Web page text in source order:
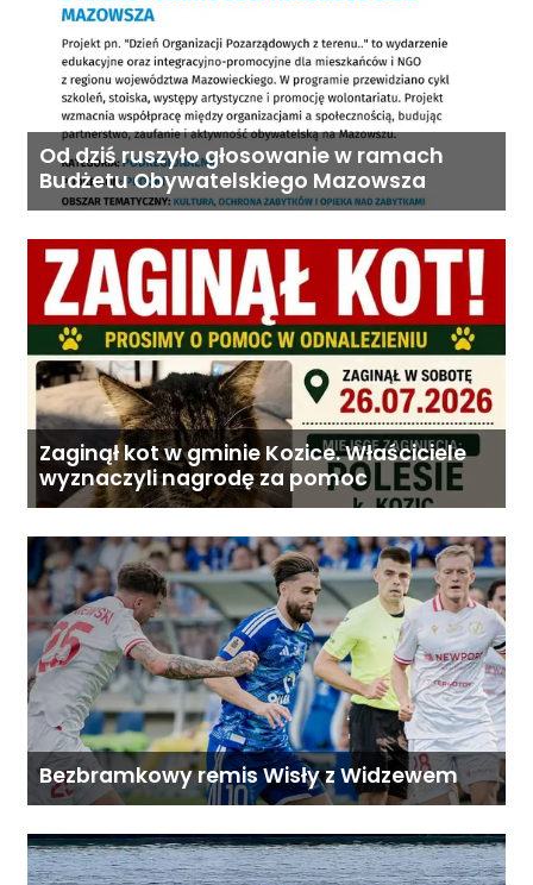
Od dziś ruszyło głosowanie w ramach
Budżetu Obywatelskiego Mazowsza
Zaginął kot w gminie Kozice. Właściciele
wyznaczyli nagrodę za pomoc
Bezbramkowy remis Wisły z Widzewem